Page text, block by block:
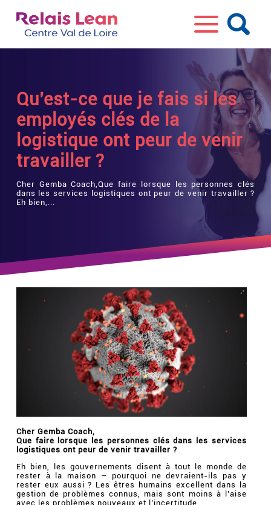
Qu’est-ce que je fais si les
employés clés de la
logistique ont peur de venir
travailler ?
Cher Gemba Coach,Que faire lorsque les personnes clés
dans les services logistiques ont peur de venir travailler ?
Eh bien,...
Cher Gemba Coach,
Que faire lorsque les personnes clés dans les services
logistiques ont peur de venir travailler ?
Eh bien, les gouvernements disent à tout le monde de
rester à la maison – pourquoi ne devraient-ils pas y
rester eux aussi ? Les êtres humains excellent dans la
gestion de problèmes connus, mais sont moins à l’aise
avec les problèmes nouveaux et l’incertitude.